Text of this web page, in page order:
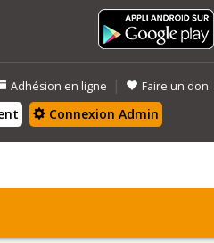
Adhésion en ligne | Faire un don
Connexion Admin